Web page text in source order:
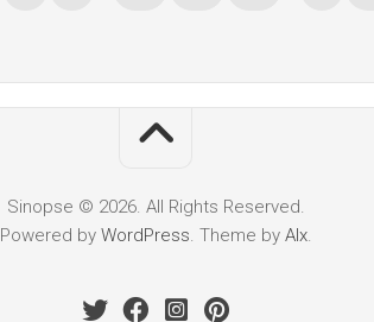
Sinopse © 2026. All Rights Reserved.
Powered by WordPress. Theme by Alx.